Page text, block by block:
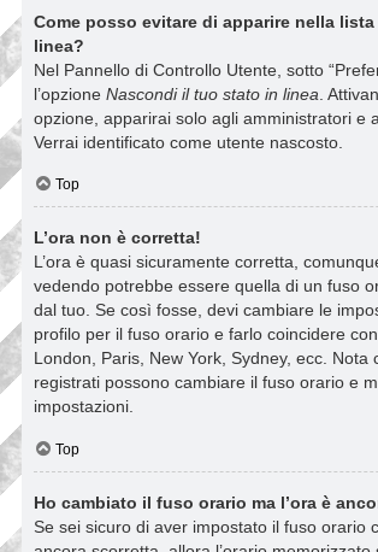
Come posso evitare di apparire nella
linea?
Nel Pannello di Controllo Utente, sotto
l’opzione Nascondi il tuo stato in linea .
opzione, apparirai solo agli amministratori e
Verrai identificato come utente nascosto.
Top
L’ora non è corretta!
L’ora è quasi sicuramente corretta,
vedendo potrebbe essere quella di un fuso
dal tuo. Se così fosse, devi cambiare le
profilo per il fuso orario e farlo coincidere
London, Paris, New York, Sydney, ecc. Nota
registrati possono cambiare il fuso orario e
impostazioni.
Top
Ho cambiato il fuso orario ma l’ora è
Se sei sicuro di aver impostato il fuso orario